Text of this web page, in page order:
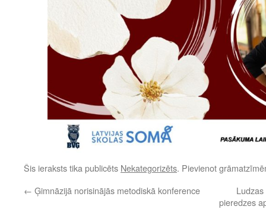
Šis ieraksts tika publicēts Nekategorizēts. Pievienot
← Ģimnāzijā norisinājās metodiskā konference
pieredzes